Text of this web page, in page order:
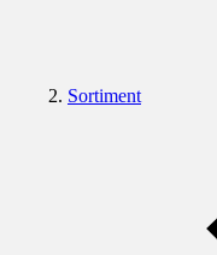
Sortiment